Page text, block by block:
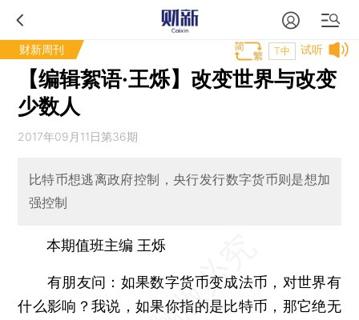
财新周刊 试听
T中
【编辑絮语·王烁】改变世界与改变
少数人
2017年09月11日第36期
比特币想逃离政府控制，央行发行数字货币则是想加
强控制
本期值班主编 王烁
有朋友问：如果数字货币变成法币，对世界有
什么影响？我说，如果你指的是比特币，那它绝无